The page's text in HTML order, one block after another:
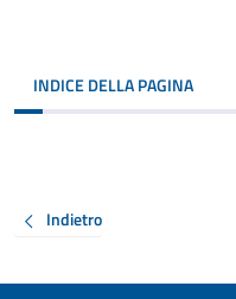
INDICE DELLA PAGINA
Indietro